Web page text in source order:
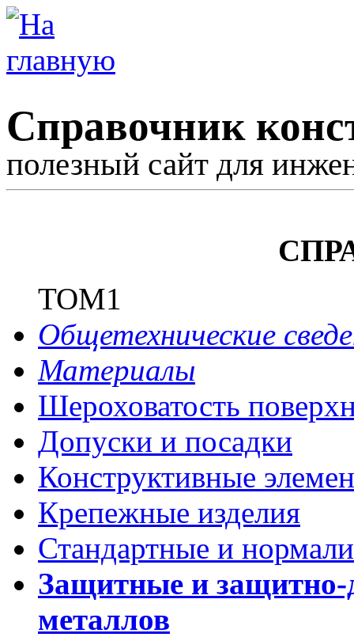
Справочник
полезный сайт для
ТОМ1
Общетехнические
Материалы
Шероховатость
Допуски и посадки
Конструктивные
Крепежные изделия
Стандартные и
Защитные и защитно-
металлов